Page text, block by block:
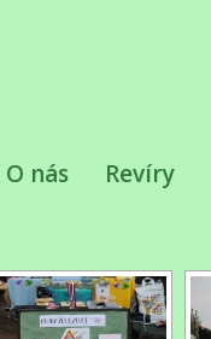
O nás Revíry